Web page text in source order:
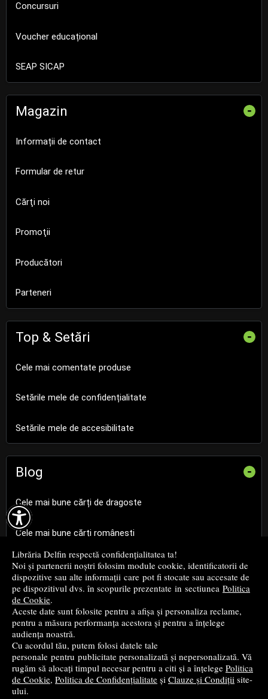

Librăria Delfin respectă confidențialitatea ta!
Noi și partenerii noștri folosim module cookie, identificatorii de
dispozitive sau alte informații care pot fi stocate sau accesate de
pe dispozitivul dvs. în scopurile prezentate in sectiunea Politica
de Cookie.
Aceste date sunt folosite pentru a afișa și personaliza reclame,
pentru a măsura performanța acestora și pentru a înțelege
audiența noastră.
Cu acordul tău, putem folosi datele tale
personale pentru publicitate personalizată și nepersonalizată. Vă
rugăm să alocați timpul necesar pentru a citi și a înțelege Politica
de Cookie, Politica de Confidențialitate și Clauze și Condiții site-
ului.
Concursuri
Voucher educațional
SEAP SICAP
Magazin -
Informații de contact
Formular de retur
Cărţi noi
Promoţii
Producători
Parteneri
Top & Setări -
Cele mai comentate produse
Setările mele de confidențialitate
Setările mele de accesibilitate
Blog -
Cele mai bune cărți de dragoste
Cele mai bune cărți românești
Cele mai bune cărți religioase
Cele mai bune cărți de istorie
Top cărți beletristică
...toate știrile
© 2004 - 2026Grup DZC SRL